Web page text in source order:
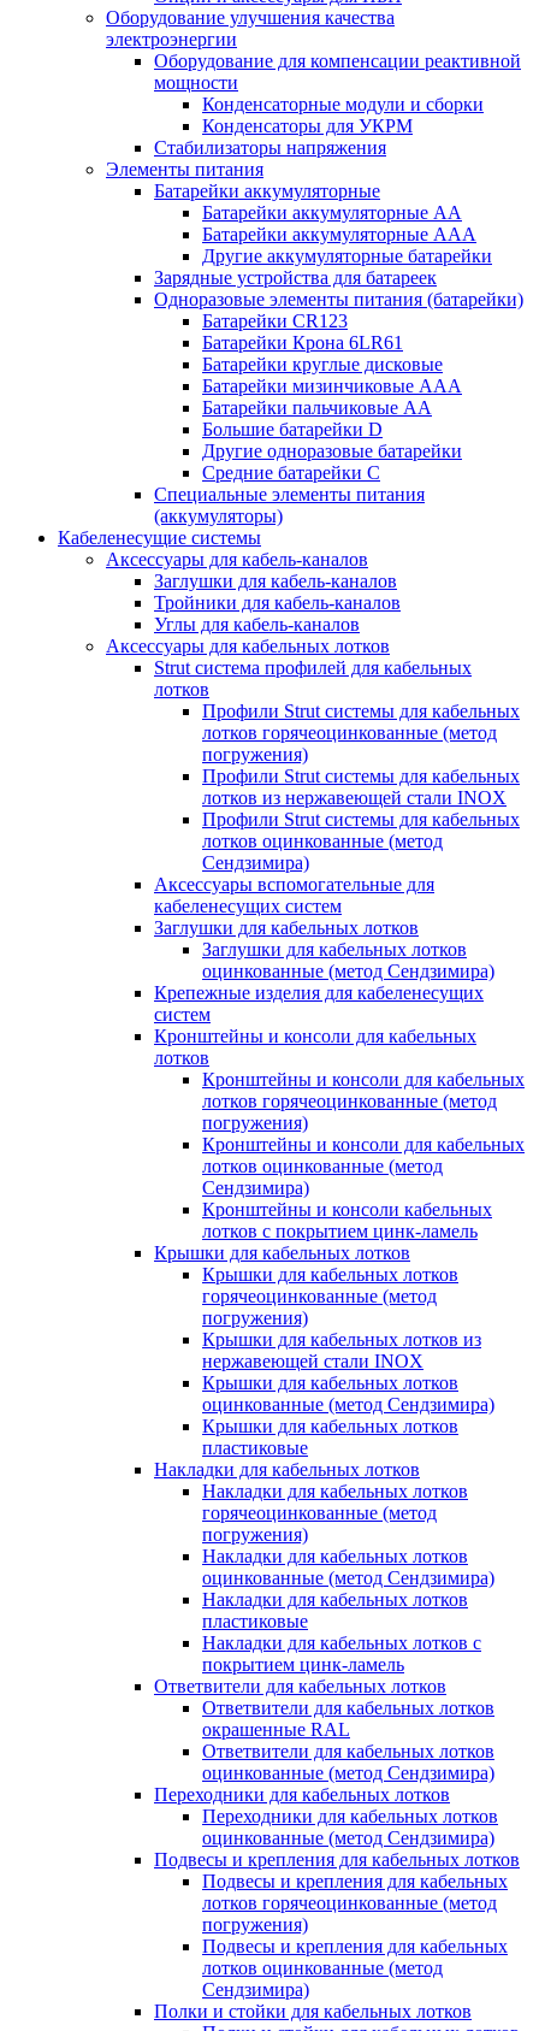
Оборудование улучшения качества
электроэнергии
Оборудование для компенсации реактивной
мощности
Конденсаторные модули и сборки
Конденсаторы для УКРМ
Стабилизаторы напряжения
Элементы питания
Батарейки аккумуляторные
Батарейки аккумуляторные АА
Батарейки аккумуляторные ААА
Другие аккумуляторные батарейки
Зарядные устройства для батареек
Одноразовые элементы питания (батарейки)
Батарейки CR123
Батарейки Крона 6LR61
Батарейки круглые дисковые
Батарейки мизинчиковые ААА
Батарейки пальчиковые АА
Большие батарейки D
Другие одноразовые батарейки
Средние батарейки C
Специальные элементы питания
(аккумуляторы)
Кабеленесущие системы
Аксессуары для кабель-каналов
Заглушки для кабель-каналов
Тройники для кабель-каналов
Углы для кабель-каналов
Аксессуары для кабельных лотков
Strut система профилей для кабельных
лотков
Профили Strut системы для кабельных
лотков горячеоцинкованные (метод
погружения)
Профили Strut системы для кабельных
лотков из нержавеющей стали INOX
Профили Strut системы для кабельных
лотков оцинкованные (метод
Сендзимира)
Аксессуары вспомогательные для
кабеленесущих систем
Заглушки для кабельных лотков
Заглушки для кабельных лотков
оцинкованные (метод Сендзимира)
Крепежные изделия для кабеленесущих
систем
Кронштейны и консоли для кабельных
лотков
Кронштейны и консоли для кабельных
лотков горячеоцинкованные (метод
погружения)
Кронштейны и консоли для кабельных
лотков оцинкованные (метод
Сендзимира)
Кронштейны и консоли кабельных
лотков с покрытием цинк-ламель
Крышки для кабельных лотков
Крышки для кабельных лотков
горячеоцинкованные (метод
погружения)
Крышки для кабельных лотков из
нержавеющей стали INOX
Крышки для кабельных лотков
оцинкованные (метод Сендзимира)
Крышки для кабельных лотков
пластиковые
Накладки для кабельных лотков
Накладки для кабельных лотков
горячеоцинкованные (метод
погружения)
Накладки для кабельных лотков
оцинкованные (метод Сендзимира)
Накладки для кабельных лотков
пластиковые
Накладки для кабельных лотков с
покрытием цинк-ламель
Ответвители для кабельных лотков
Ответвители для кабельных лотков
окрашенные RAL
Ответвители для кабельных лотков
оцинкованные (метод Сендзимира)
Переходники для кабельных лотков
Переходники для кабельных лотков
оцинкованные (метод Сендзимира)
Подвесы и крепления для кабельных лотков
Подвесы и крепления для кабельных
лотков горячеоцинкованные (метод
погружения)
Подвесы и крепления для кабельных
лотков оцинкованные (метод
Сендзимира)
Полки и стойки для кабельных лотков